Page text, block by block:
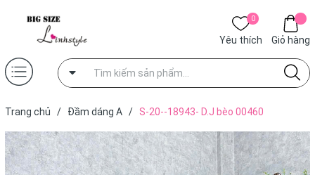
0
Yêu thích Giỏ hàng
Trang chủ / Đầm dáng A / S-20--18943- D.J bèo 00460